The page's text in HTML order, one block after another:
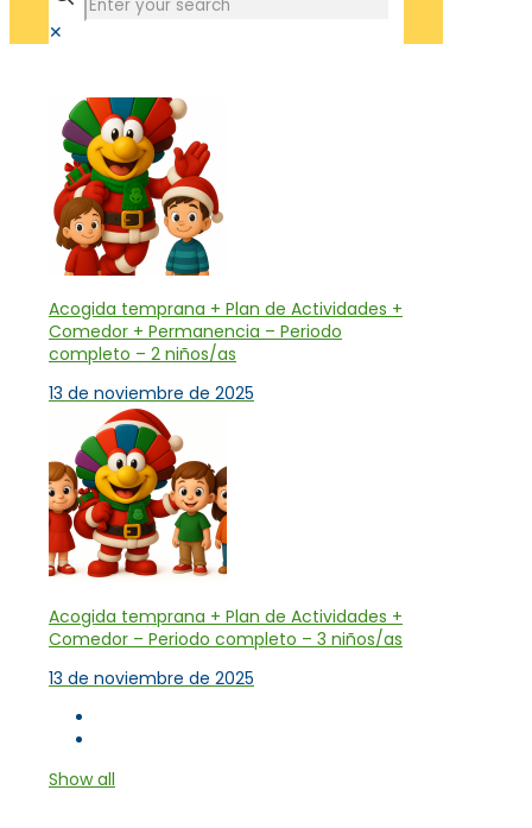
✕
Acogida temprana + Plan de Actividades +
Comedor + Permanencia – Periodo
completo – 2 niños/as
13 de noviembre de 2025
Acogida temprana + Plan de Actividades +
Comedor – Periodo completo – 3 niños/as
13 de noviembre de 2025
Show all